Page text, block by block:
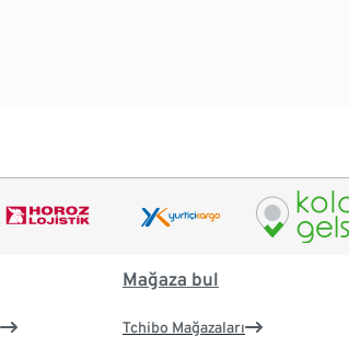
Mağaza bul
Tchibo Mağazaları